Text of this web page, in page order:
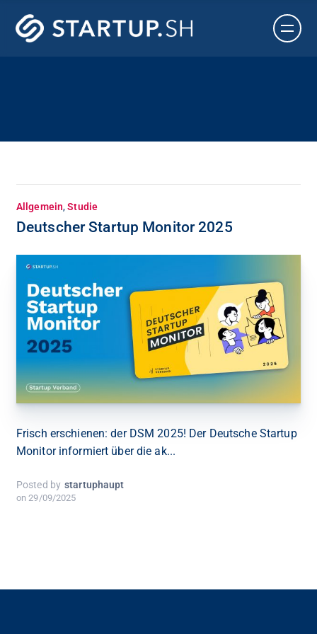
Allgemein,Studie
Deutscher Startup Monitor 2025
Frisch erschienen: der DSM 2025! Der Deutsche Startup
Monitor informiert über die ak...
Posted by startuphaupt
on 29/09/2025